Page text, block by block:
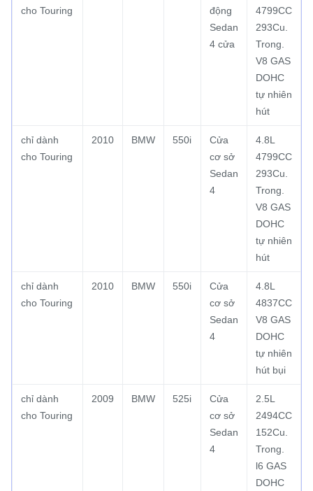
cho Touring
động
Sedan
4 cửa
4799CC
293Cu.
Trong.
V8 GAS
DOHC
tự nhiên
hút
chỉ dành
cho Touring
2010 BMW 550i
Cửa
cơ sở
Sedan
4
4.8L
4799CC
293Cu.
Trong.
V8 GAS
DOHC
tự nhiên
hút
chỉ dành
cho Touring
2010 BMW 550i
Cửa
cơ sở
Sedan
4
4.8L
4837CC
V8 GAS
DOHC
tự nhiên
hút bụi
chỉ dành
cho Touring
2009 BMW 525i
Cửa
cơ sở
Sedan
4
2.5L
2494CC
152Cu.
Trong.
l6 GAS
DOHC